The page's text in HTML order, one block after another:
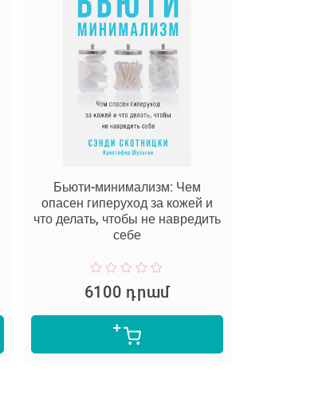
Бьюти-минимализм: Чем
опасен гиперуход за кожей и
что делать, чтобы не навредить
себе
6100 դրամ